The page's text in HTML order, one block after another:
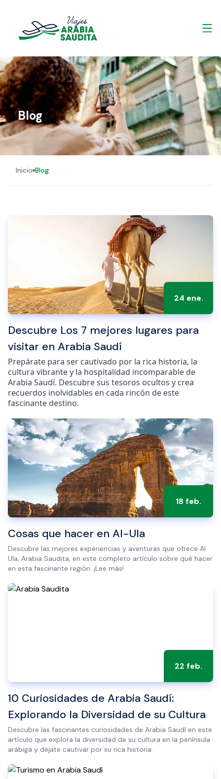
Blog
Inicio Blog
24 ene.
Descubre Los 7 mejores lugares para
visitar en Arabia Saudí
Prepárate para ser cautivado por la rica historia, la
cultura vibrante y la hospitalidad incomparable de
Arabia Saudí. Descubre sus tesoros ocultos y crea
recuerdos inolvidables en cada rincón de este
fascinante destino.
18 feb.
Cosas que hacer en Al-Ula
Descubre las mejores experiencias y aventuras que ofrece Al
Ula, Arabia Saudita, en este completo artículo sobre qué hacer
en esta fascinante región. ¡Lee más!
22 feb.
10 Curiosidades de Arabia Saudí:
Explorando la Diversidad de su Cultura
Descubre las fascinantes curiosidades de Arabia Saudí en este
artículo que explora la diversidad de su cultura en la península
arábiga y déjate cautivar por su rica historia.